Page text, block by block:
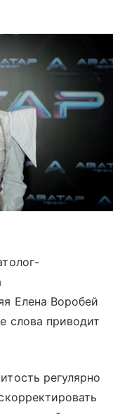
Елена Воробей
слова приводит
регулярно